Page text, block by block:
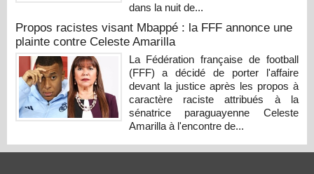
dans la nuit de...
Propos racistes visant Mbappé : la FFF annonce une
plainte contre Celeste Amarilla
La Fédération française de football
(FFF) a décidé de porter l'affaire
devant la justice après les propos à
caractère raciste attribués à la
sénatrice paraguayenne Celeste
Amarilla à l'encontre de...